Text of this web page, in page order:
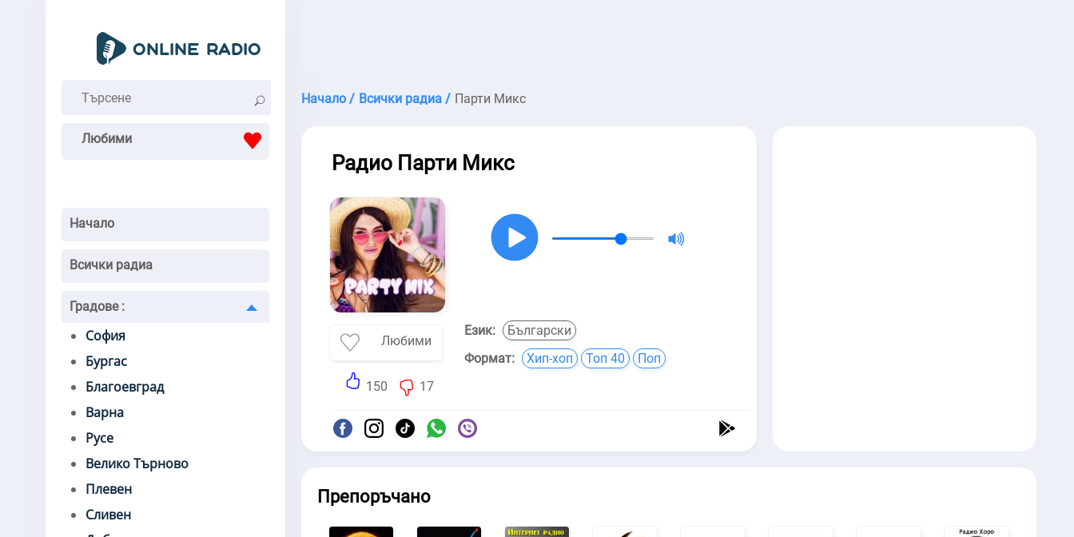
Любими
Начало
Всички радиа
Градове :
София
Бургас
Благоевград
Варна
Русе
Велико Търново
Плевен
Сливен
Начало / Всички радиа / Парти Микс
Радио Парти Микс
Любими
150 17
Език:
Български
Формат:
Хип-хоп Топ 40 Поп
Препоръчано